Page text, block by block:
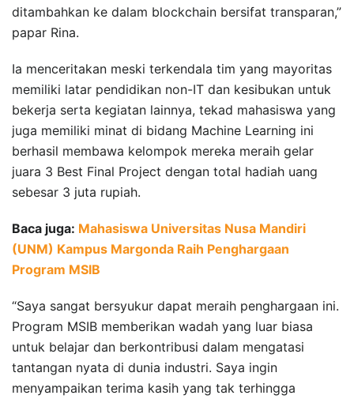
ditambahkan ke dalam blockchain bersifat transparan,”
papar Rina.
Ia menceritakan meski terkendala tim yang mayoritas
memiliki latar pendidikan non-IT dan kesibukan untuk
bekerja serta kegiatan lainnya, tekad mahasiswa yang
juga memiliki minat di bidang Machine Learning ini
berhasil membawa kelompok mereka meraih gelar
juara 3 Best Final Project dengan total hadiah uang
sebesar 3 juta rupiah.
Baca juga: Mahasiswa Universitas Nusa Mandiri
(UNM) Kampus Margonda Raih Penghargaan
Program MSIB
“Saya sangat bersyukur dapat meraih penghargaan ini.
Program MSIB memberikan wadah yang luar biasa
untuk belajar dan berkontribusi dalam mengatasi
tantangan nyata di dunia industri. Saya ingin
menyampaikan terima kasih yang tak terhingga